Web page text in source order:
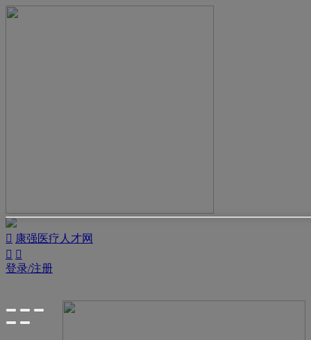
 康强医疗人才网
 
登录/注册